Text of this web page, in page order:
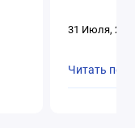
31 Июля,
Читать